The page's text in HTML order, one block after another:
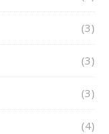
(3)
(3)
(3)
(4)